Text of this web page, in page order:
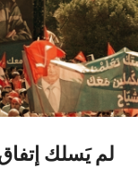
لم يَسلك